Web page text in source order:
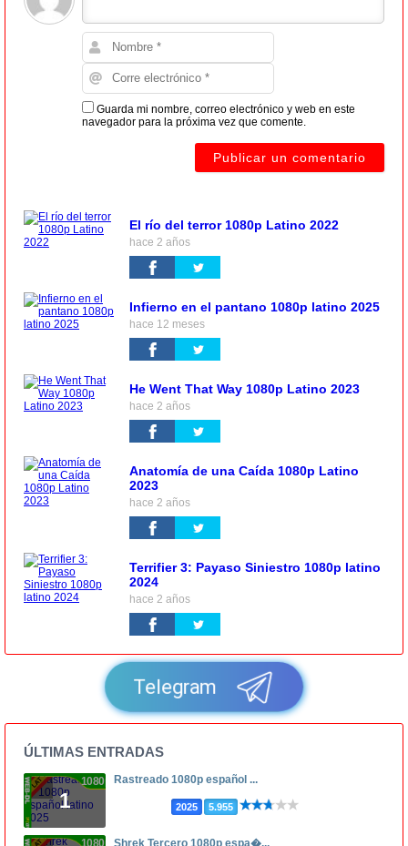
Guarda mi nombre, correo electrónico y web en este
navegador para la próxima vez que comente.
El río del terror 1080p Latino 2022
hace 2 años
Infierno en el pantano 1080p latino 2025
hace 12 meses
He Went That Way 1080p Latino 2023
hace 2 años
Anatomía de una Caída 1080p Latino
2023
hace 2 años
Terrifier 3: Payaso Siniestro 1080p latino
2024
hace 2 años
Telegram
ÚLTIMAS ENTRADAS
1
1080p Rastreado 1080p español ...
2025 5.955